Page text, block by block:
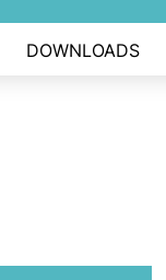
DOWNLOADS